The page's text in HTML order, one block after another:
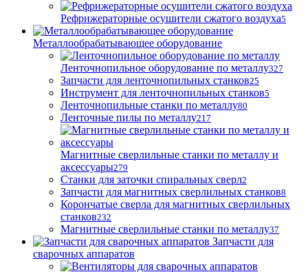
Рефрижераторные осушители сжатого воздуха5
Металлообрабатывающее оборудование
Ленточнопильное оборудование по металлу327
Запчасти для ленточнопильных станков25
Инструмент для ленточнопильных станков5
Ленточнопильные станки по металлу80
Ленточные пилы по металлу217
Магнитные сверлильные станки по металлу и
аксессуары279
Станки для заточки спиральных сверл2
Запчасти для магнитных сверлильных станков8
Корончатые сверла для магнитных сверлильных
станков232
Магнитные сверлильные станки по металлу37
Запчасти для
сварочных аппаратов